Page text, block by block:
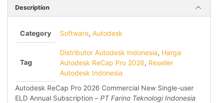
Description
Category Software, Autodesk
Tag
Distributor Autodesk Indonesia, Harga
Autodesk ReCap Pro 2026, Reseller
Autodesk Indonesia
Autodesk ReCap Pro 2026 Commercial New Single-user
ELD Annual Subscription – PT Farino Teknologi Indonesia